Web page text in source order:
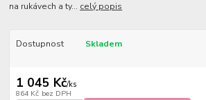
na rukávech a ty... celý popis
Dostupnost Skladem
1 045 Kč/ks
864 Kč bez DPH